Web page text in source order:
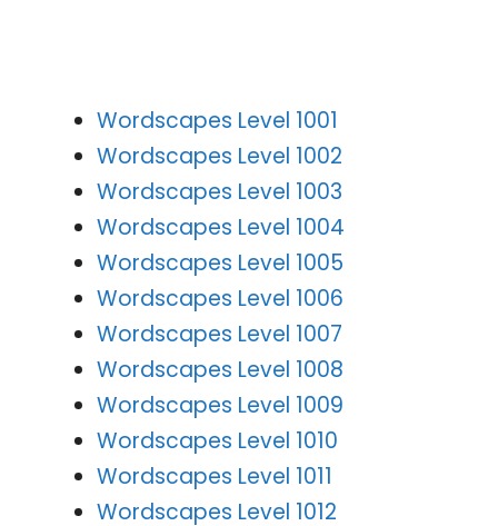
Wordscapes Level 1001
Wordscapes Level 1002
Wordscapes Level 1003
Wordscapes Level 1004
Wordscapes Level 1005
Wordscapes Level 1006
Wordscapes Level 1007
Wordscapes Level 1008
Wordscapes Level 1009
Wordscapes Level 1010
Wordscapes Level 1011
Wordscapes Level 1012